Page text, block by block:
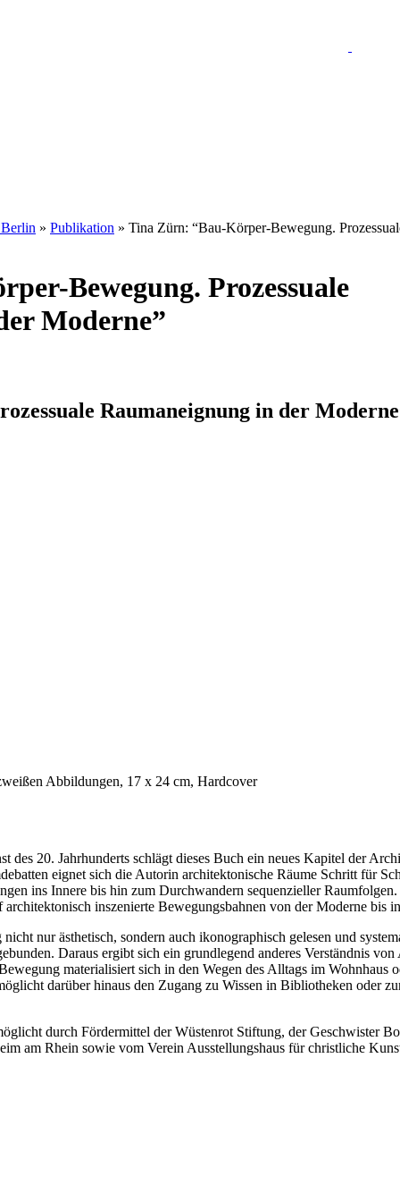
» Publikation » Tina Zürn: “Bau-Körper-Bewegung.
Bewegung. Prozessuale
Moderne”
Raumaneignung in der
Abbildungen, 17 x 24 cm, Hardcover
des 20. Jahrhunderts schlägt dieses Buch ein neues Kapitel der
eignet sich die Autorin architektonische Räume Schritt für
ins Innere bis hin zum Durchwandern sequenzieller
inszenierte Bewegungsbahnen von der Moderne bis
nur ästhetisch, sondern auch ikonographisch gelesen und
Daraus ergibt sich ein grundlegend anderes Verständnis
materialisiert sich in den Wegen des Alltags im Wohnhaus
darüber hinaus den Zugang zu Wissen in Bibliotheken oder
durch Fördermittel der Wüstenrot Stiftung, der Geschwister
am Rhein sowie vom Verein Ausstellungshaus für christliche